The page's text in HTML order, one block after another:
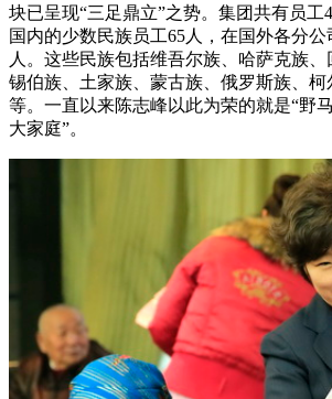
块已呈现“三足鼎立”之势。集团共有员工
国内的少数民族员工65人，在国外各分公
人。这些民族包括维吾尔族、哈萨克族、
锡伯族、土家族、蒙古族、俄罗斯族、
等。一直以来陈志峰以此为荣的就是“野
大家庭”。